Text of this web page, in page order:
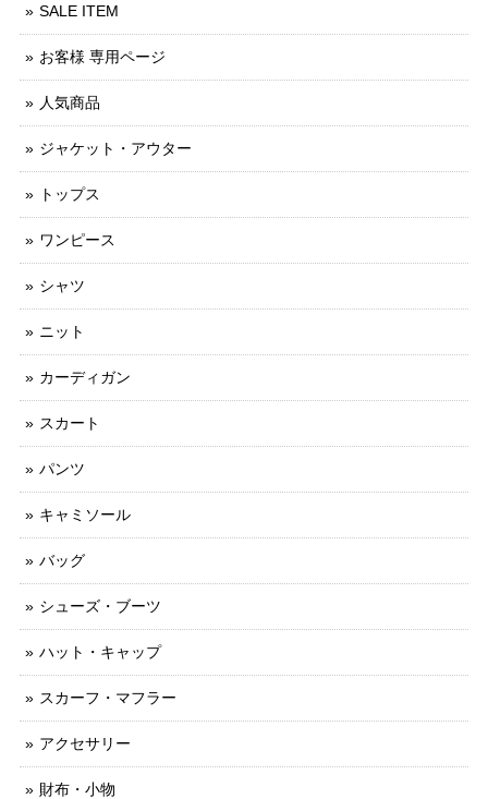
SALE ITEM
お客様 専用ページ
人気商品
ジャケット・アウター
トップス
ワンピース
シャツ
ニット
カーディガン
スカート
パンツ
キャミソール
バッグ
シューズ・ブーツ
ハット・キャップ
スカーフ・マフラー
アクセサリー
財布・小物